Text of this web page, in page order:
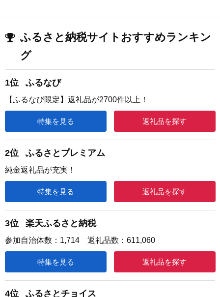
ふるさと納税サイトおすすめランキン
グ
1位 ふるなび
【ふるなび限定】返礼品が2700件以上！
特集を見る 返礼品を探す
2位 ふるさとプレミアム
純金返礼品が充実！
特集を見る 返礼品を探す
3位 楽天ふるさと納税
参加自治体数：1,714 返礼品数：611,060
特集を見る 返礼品を探す
4位 ふるさとチョイス